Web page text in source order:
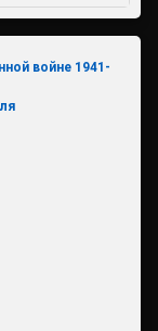
войне 1941-